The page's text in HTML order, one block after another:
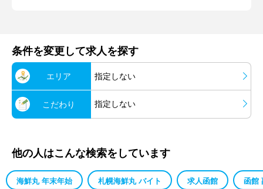
条件を変更して求人を探す
エリア 指定しない
こだわり 指定しない
他の人はこんな検索をしています
海鮮丸 年末年始 札幌海鮮丸 バイト 求人函館 函館